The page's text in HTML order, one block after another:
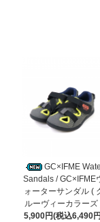
GC×IFME
Sandals / GC×IFME
ォーターサンダル (
ルーヴィーカラーズ
5,900円(税込6,490